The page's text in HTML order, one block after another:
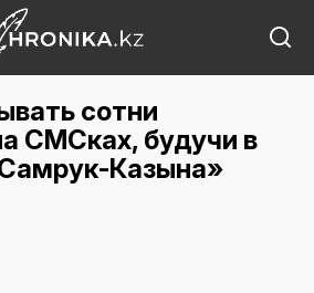
сотни
СМСках, будучи в
Казына»